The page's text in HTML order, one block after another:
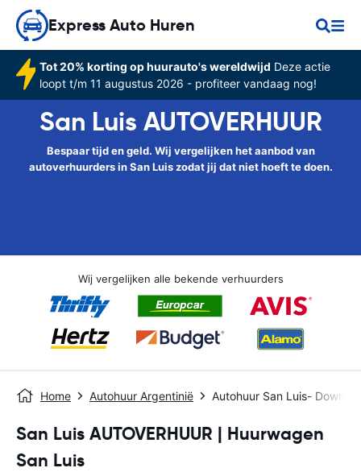
Express Auto Huren
Tot 20% korting op huurauto's wereldwijd Deze actie
loopt t/m 11 augustus 2026 - profiteer vandaag nog!
San Luis AUTOVERHUUR
Bespaar tijd en geld. Wij vergelijken het aanbod van
autoverhuurders in San Luis zodat jij dat niet hoeft te doen.
Wij vergelijken alle bekende verhuurders
Home Autohuur Argentinië Autohuur San Luis-
San Luis AUTOVERHUUR | Huurwagen
San Luis